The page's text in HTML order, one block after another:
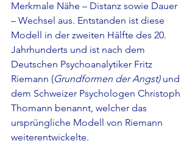
Merkmale Nähe – Distanz sowie Dauer
– Wechsel aus. Entstanden ist diese
Modell in der zweiten Hälfte des 20.
Jahrhunderts und ist nach dem
Deutschen Psychoanalytiker Fritz
Riemann (Grundformen der Angst) und
dem Schweizer Psychologen Christoph
Thomann benannt, welcher das
ursprüngliche Modell von Riemann
weiterentwickelte.